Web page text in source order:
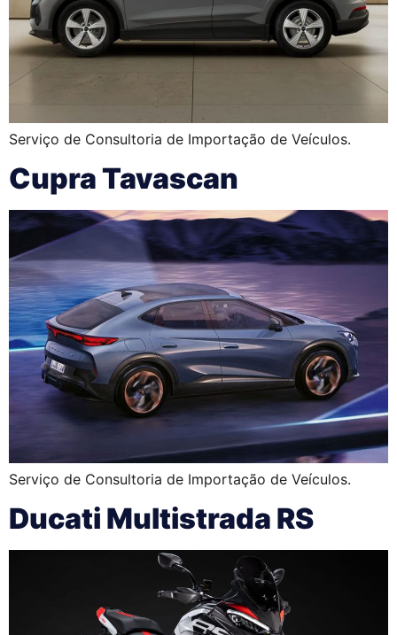
Serviço de Consultoria de Importação de Veículos.
Cupra Tavascan
Serviço de Consultoria de Importação de Veículos.
Ducati Multistrada RS